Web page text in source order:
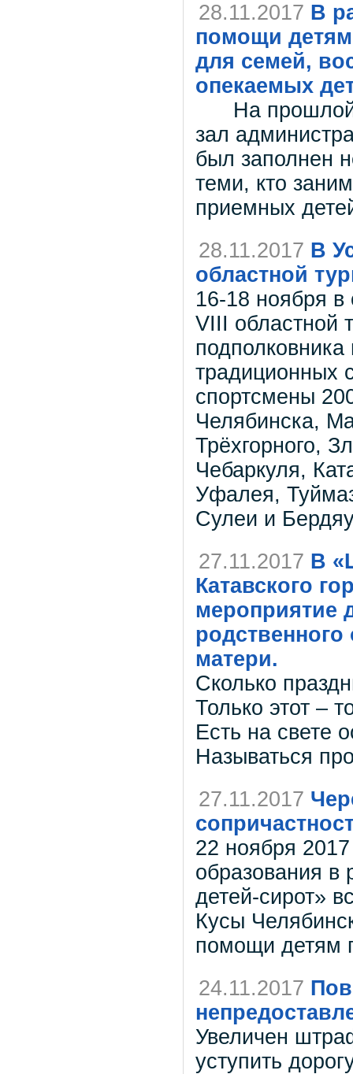
28.11.2017 В
помощи
для семей,
опекаемых
На прошлой
зал
был заполнен
теми, кто
приемных
28.11.2017 В
областной
16-18 ноября в
VIII областной
традиционных
спортсмены
Челябинска,
Трёхгорного,
Чебаркуля,
Уфалея,
Сулеи и
27.11.2017 В
Катавского
мероприятие
матери.
Сколько
Только этот –
Есть на свете
Называться
27.11.2017
22 ноября
образования в
детей-сирот»
Кусы
помощи детям
24.11.2017
Увеличен
уступить